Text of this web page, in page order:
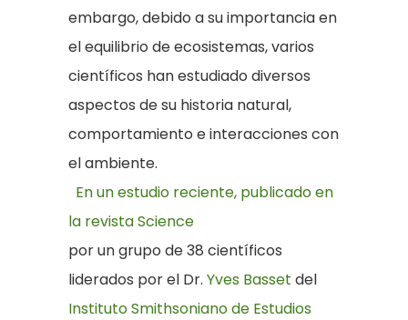
embargo, debido a su importancia en
el equilibrio de ecosistemas, varios
científicos han estudiado diversos
aspectos de su historia natural,
comportamiento e interacciones con
el ambiente.
En un estudio reciente, publicado en
la revista Science
por un grupo de 38 científicos
liderados por el Dr. Yves Basset del
Instituto Smithsoniano de Estudios